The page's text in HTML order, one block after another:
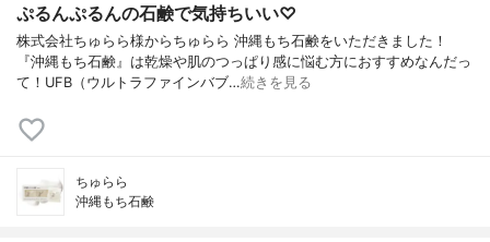
ぷるんぷるんの石鹸で気持ちいい♡
株式会社ちゅらら様からちゅらら 沖縄もち石鹸をいただきました！
『沖縄もち石鹸』は乾燥や肌のつっぱり感に悩む方におすすめなんだっ
て！UFB（ウルトラファインバブ…続きを見る
ちゅらら
沖縄もち石鹸